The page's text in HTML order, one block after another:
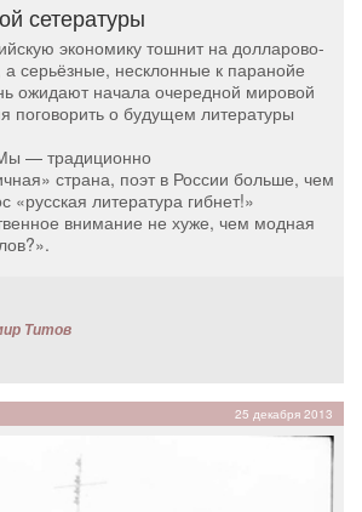
сетературы
экономику тошнит на долларово-
серьёзные, несклонные к паранойе
ожидают начала очередной мировой
поговорить о будущем литературы
— традиционно
страна, поэт в России больше, чем
«русская литература гибнет!»
внимание не хуже, чем модная
Титов
25 декабря 2013